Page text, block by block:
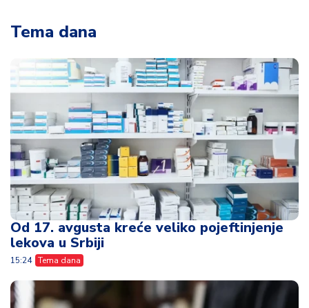
Tema dana
Od 17. avgusta kreće veliko pojeftinjenje
lekova u Srbiji
15:24 Tema dana